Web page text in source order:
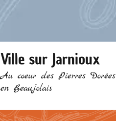
Ville sur Jarnioux
Au coeur des Pierres Dorées
en Beaujolais